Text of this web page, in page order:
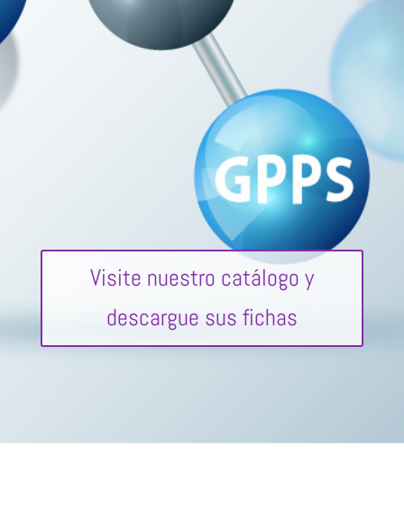
Visite nuestro catálogo y
descargue sus fichas